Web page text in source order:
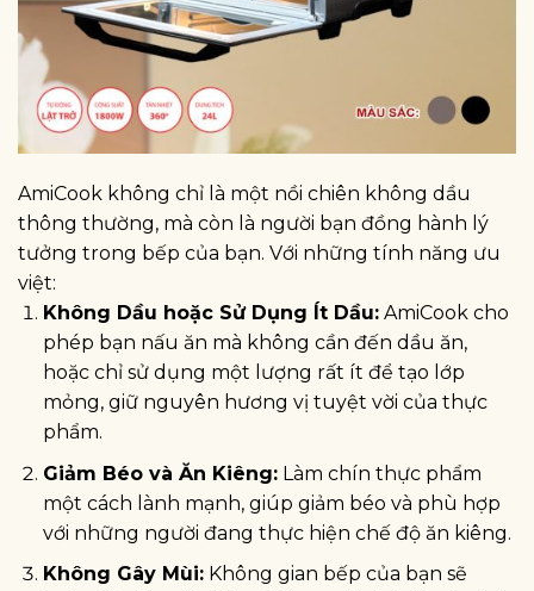
AmiCook không chỉ là một nồi chiên không dầu
thông thường, mà còn là người bạn đồng hành lý
tưởng trong bếp của bạn. Với những tính năng ưu
việt:
Không Dầu hoặc Sử Dụng Ít Dầu:AmiCook cho
phép bạn nấu ăn mà không cần đến dầu ăn,
hoặc chỉ sử dụng một lượng rất ít để tạo lớp
mỏng, giữ nguyên hương vị tuyệt vời của thực
phẩm.
Giảm Béo và Ăn Kiêng:Làm chín thực phẩm
một cách lành mạnh, giúp giảm béo và phù hợp
với những người đang thực hiện chế độ ăn kiêng.
Không Gây Mùi:Không gian bếp của bạn sẽ